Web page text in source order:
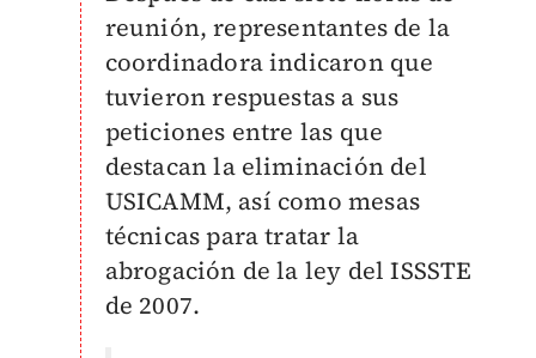
reunión, representantes de la
coordinadora indicaron que
tuvieron respuestas a sus
peticiones entre las que
destacan la eliminación del
USICAMM, así como mesas
técnicas para tratar la
abrogación de la ley del ISSSTE
de 2007.